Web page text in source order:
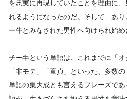
を忠実に再現していたことを理由に
れるようになったのだ。そして、あ
ー牛とみなされた男性へ向けられ始め
チー牛という単語は、これまでに「オ
「非モテ」「童貞」といった、多数
単語の集大成とも言えるフレーズで